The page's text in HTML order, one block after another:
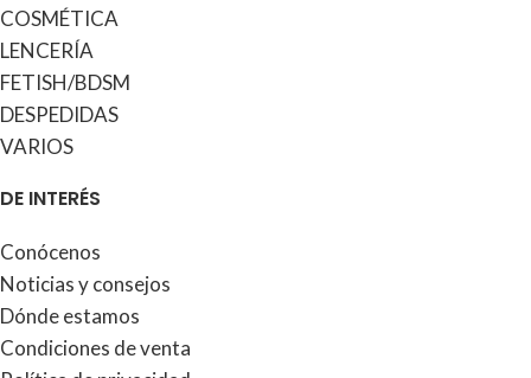
COSMÉTICA
LENCERÍA
FETISH/BDSM
DESPEDIDAS
VARIOS
DE INTERÉS
Conócenos
Noticias y consejos
Dónde estamos
Condiciones de venta